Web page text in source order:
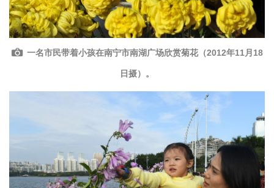
一名市民带着小孩在南宁市南湖广场欣赏菊花（2012年11月18
日摄）。